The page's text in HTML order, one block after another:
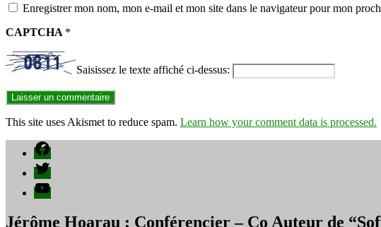
Enregistrer mon nom, mon e-mail et mon site dans le navigateur pour mon
CAPTCHA *
Saisissez le texte affiché ci-dessus:
This site uses Akismet to reduce spam. Learn how your comment data is processed.
Facebook
Twitter
YouTube
Jérôme Hoarau : Conférencier – Co Auteur de